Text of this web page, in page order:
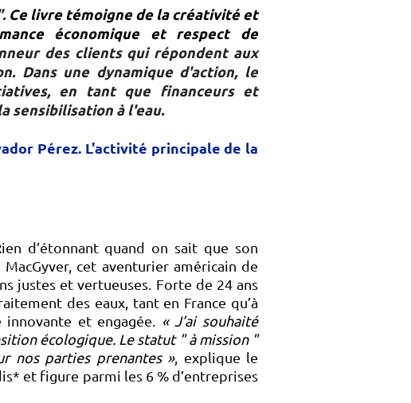
Ce livre témoigne de la créativité et
économique et respect de
des clients qui répondent aux
Dans une dynamique d'action, le
en tant que financeurs et
sensibilisation à l'eau.
Pérez. L'activité principale de la
d’étonnant quand on sait que son
cet aventurier américain de
justes et vertueuses. Forte de 24 ans
des eaux, tant en France qu’à
et engagée.
« J’ai souhaité
écologique. Le statut " à mission "
nos parties prenantes », explique le
et figure parmi les 6 % d’entreprises